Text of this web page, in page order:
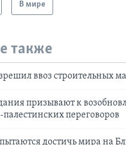
В мире
также
ввоз строительных
призывают к
палестинских переговоров
достичь мира на